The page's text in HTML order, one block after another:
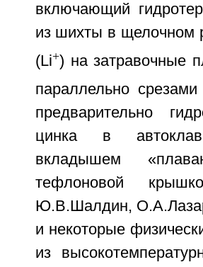
включающий
из шихты в щелочном
(Li+) на затравочные
параллельно
предварительно
цинка в
вкладышем
тефлоновой
Ю.В.Шалдин,
и некоторые
из